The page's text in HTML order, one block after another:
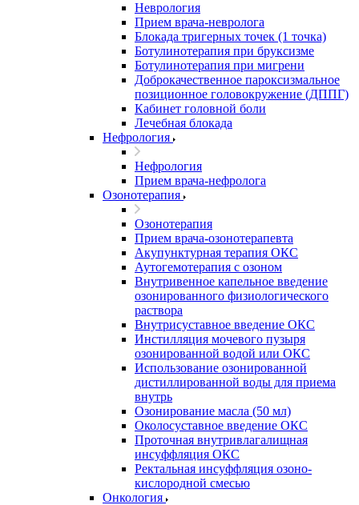
Неврология
Прием врача-невролога
Блокада тригерных точек (1 точка)
Ботулинотерапия при бруксизме
Ботулинотерапия при мигрени
Доброкачественное пароксизмальное
позиционное головокружение (ДППГ)
Кабинет головной боли
Лечебная блокада
Нефрология
Нефрология
Прием врача-нефролога
Озонотерапия
Озонотерапия
Прием врача-озонотерапевта
Акупунктурная терапия ОКС
Аутогемотерапия с озоном
Внутривенное капельное введение
озонированного физиологического
раствора
Внутрисуставное введение ОКС
Инстилляция мочевого пузыря
озонированной водой или ОКС
Использование озонированной
дистиллированной воды для приема
внутрь
Озонирование масла (50 мл)
Околосуставное введение ОКС
Проточная внутривлагалищная
инсуффляция ОКС
Ректальная инсуффляция озоно-
кислородной смесью
Онкология